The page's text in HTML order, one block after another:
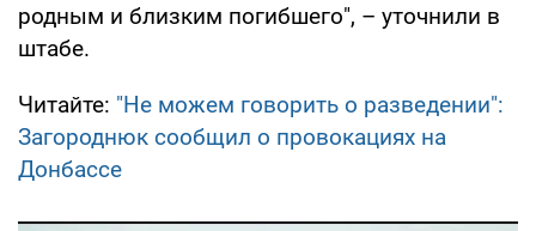
родным и близким погибшего", – уточнили в
штабе.
Читайте: "Не можем говорить о разведении":
Загороднюк сообщил о провокациях на
Донбассе